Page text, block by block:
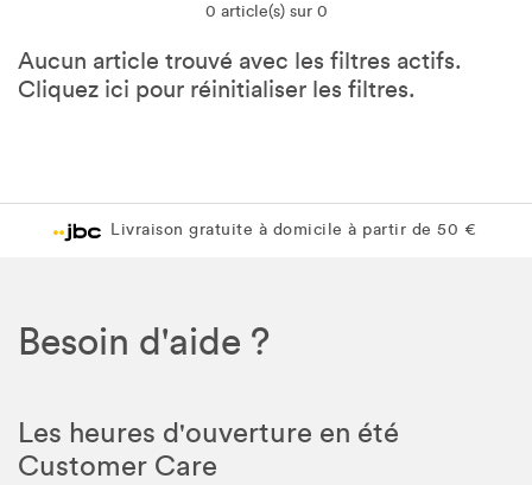
0 article(s) sur 0
Aucun article trouvé avec les filtres actifs.
Cliquez ici pour réinitialiser les filtres.
Livraison gratuite à domicile à partir de 50 €
Besoin d'aide ?
Les heures d'ouverture en été
Customer Care